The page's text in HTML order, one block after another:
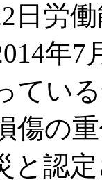
日労
年
てい
傷の
と認